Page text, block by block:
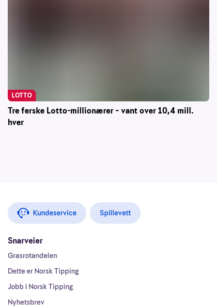
Tre ferske Lotto-millionærer – vant over 10,4 mill.
hver
LOTTO
Kundeservice Spillevett
Snarveier
Grasrotandelen
Dette er Norsk Tipping
Jobb i Norsk Tipping
Nyhetsbrev